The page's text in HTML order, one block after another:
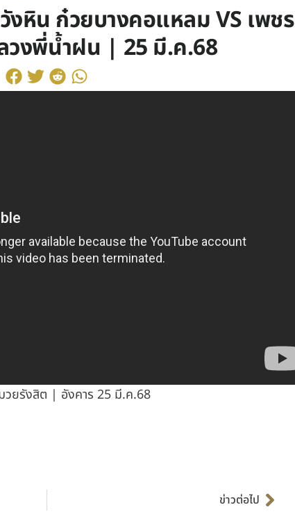
งหิน ก๋วยบางคอแหลม VS เพชร
วงพี่น้ำฝน | 25 มี.ค.68
วยรังสิต | อังคาร 25 มี.ค.68
ข่าวต่อไป